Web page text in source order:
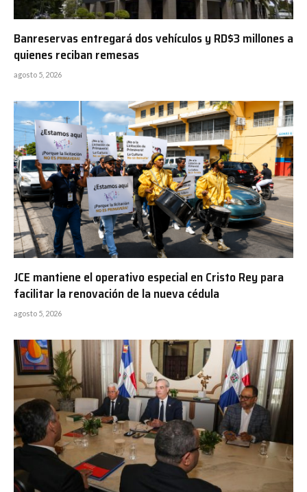
Banreservas entregará dos vehículos y RD$3 millones a
quienes reciban remesas
agosto 5, 2026
JCE mantiene el operativo especial en Cristo Rey para
facilitar la renovación de la nueva cédula
agosto 5, 2026